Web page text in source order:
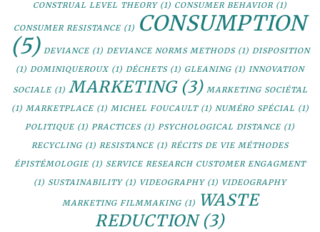
CONSTRUAL LEVEL THEORY(1) CONSUMER BEHAVIOR (1)
CONSUMER RESISTANCE (1)
CONSUMPTION
(5) DEVIANCE(1) DEVIANCE NORMS METHODS(1) DISPOSITION
(1) DOMINIQUEROUX(1) DÉCHETS(1) GLEANING (1) INNOVATION
SOCIALE(1) MARKETING(3) MARKETING SOCIÉTAL
(1) MARKETPLACE(1) MICHEL FOUCAULT(1) NUMÉRO SPÉCIAL (1)
POLITIQUE (1) PRACTICES(1) PSYCHOLOGICAL DISTANCE (1)
RECYCLING (1) RESISTANCE (1) RÉCITS DE VIE MÉTHODES
ÉPISTÉMOLOGIE (1) SERVICE RESEARCH CUSTOMER ENGAGMENT
(1) SUSTAINABILITY(1) VIDEOGRAPHY(1) VIDEOGRAPHY
MARKETING FILMMAKING(1)
WASTE
REDUCTION(3)